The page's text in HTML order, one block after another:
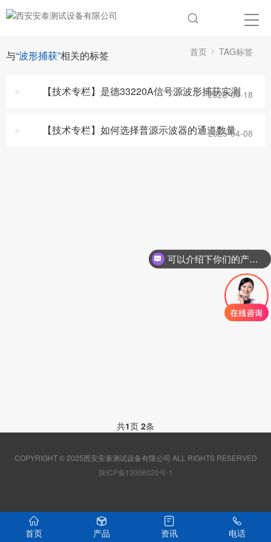
与“波形捕获”相关的标签 首页 TAG标签
【技术专栏】是德33220A信号源波形捕获实测
2025-04-18
【技术专栏】如何选择普源示波器的通道数量
2025-04-08
共1页 2条
COPYRIGHT © 2025西安安泰测试设备有限公司 ALL RIGHTS RESERVED
陕ICP备13006020号-1
首页 产品 资讯 电话
可以介绍下你们的产品么？